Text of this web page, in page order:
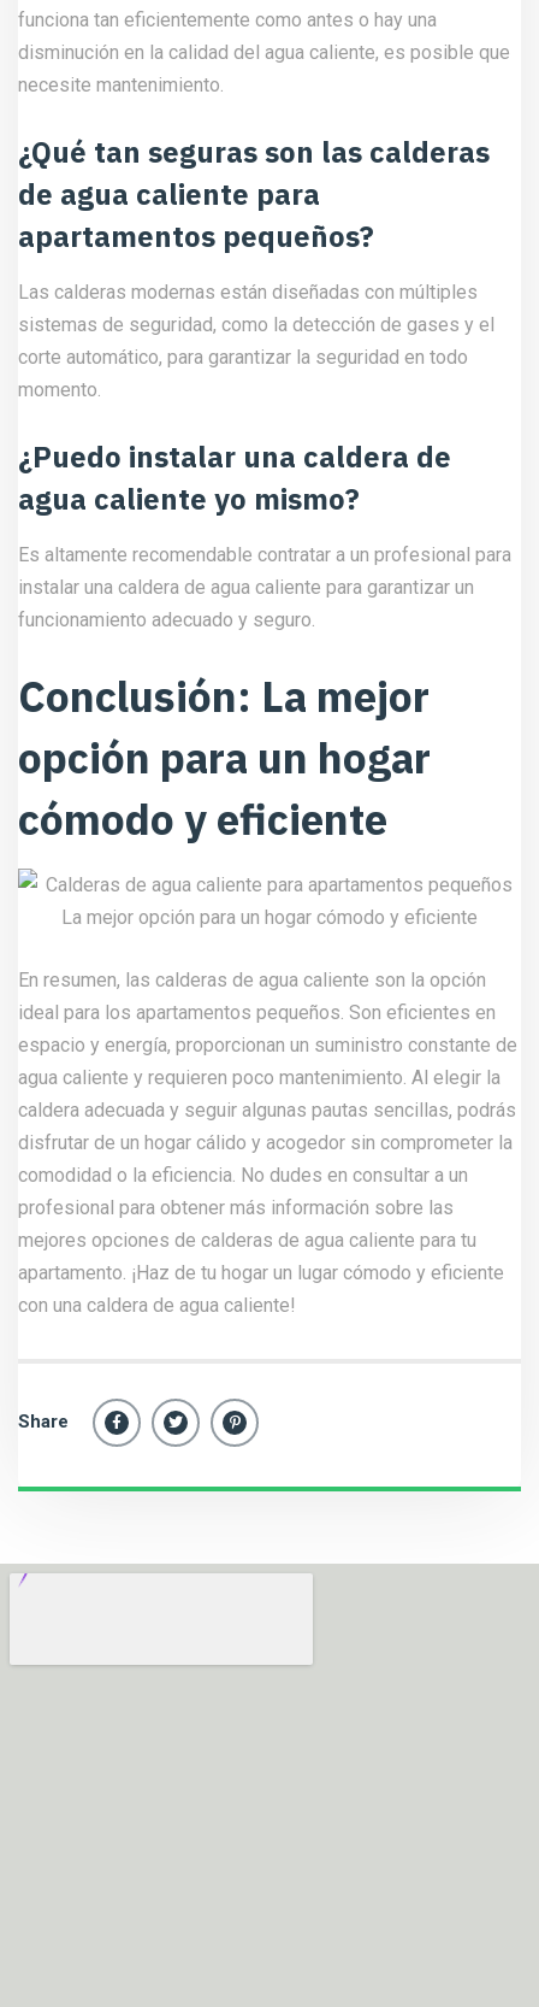
funciona tan eficientemente como antes o hay una
disminución en la calidad del agua caliente, es posible que
necesite mantenimiento.
¿Qué tan seguras son las calderas
de agua caliente para
apartamentos pequeños?
Las calderas modernas están diseñadas con múltiples
sistemas de seguridad, como la detección de gases y el
corte automático, para garantizar la seguridad en todo
momento.
¿Puedo instalar una caldera de
agua caliente yo mismo?
Es altamente recomendable contratar a un profesional para
instalar una caldera de agua caliente para garantizar un
funcionamiento adecuado y seguro.
Conclusión: La mejor
opción para un hogar
cómodo y eficiente
En resumen, las calderas de agua caliente son la opción
ideal para los apartamentos pequeños. Son eficientes en
espacio y energía, proporcionan un suministro constante de
agua caliente y requieren poco mantenimiento. Al elegir la
caldera adecuada y seguir algunas pautas sencillas, podrás
disfrutar de un hogar cálido y acogedor sin comprometer la
comodidad o la eficiencia. No dudes en consultar a un
profesional para obtener más información sobre las
mejores opciones de calderas de agua caliente para tu
apartamento. ¡Haz de tu hogar un lugar cómodo y eficiente
con una caldera de agua caliente!
Share